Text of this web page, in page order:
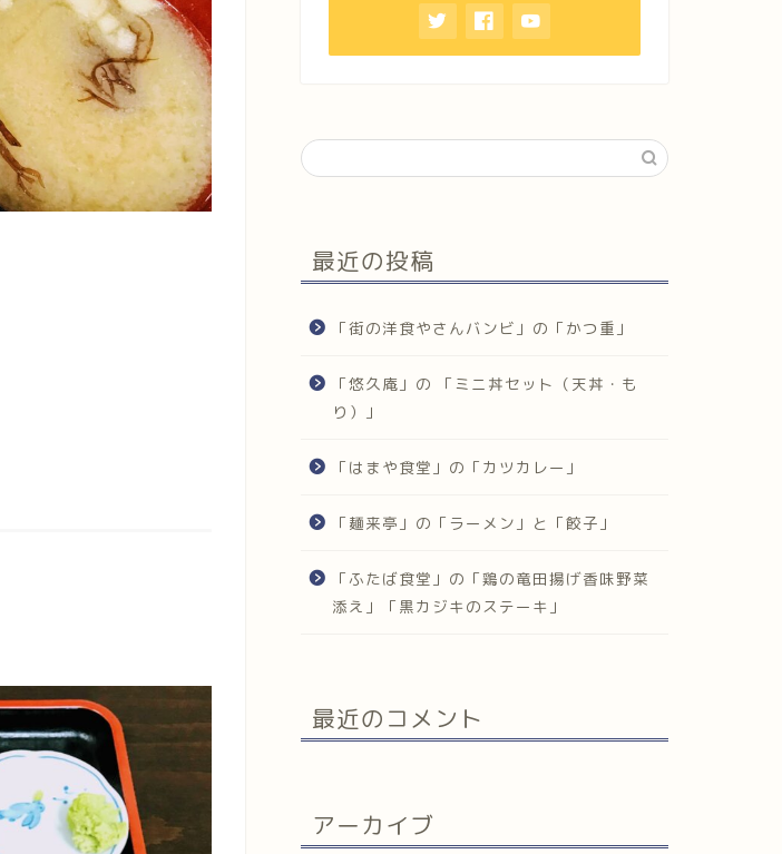
最近の投稿
「街の洋食やさんバンビ」の「かつ重」
「悠久庵」の 「ミニ丼セット（天丼・も
り）」
「はまや食堂」の「カツカレー」
「麺来亭」の「ラーメン」と「餃子」
「ふたば食堂」の「鶏の竜田揚げ香味野菜
添え」「黒カジキのステーキ」
最近のコメント
アーカイブ